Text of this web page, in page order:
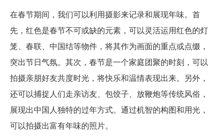
在春节期间，我们可以利用摄影来记录和展现年味。首
先，红色是春节不可或缺的元素，可以灵活运用红色的灯
笼、春联、中国结等物件，将其作为画面的重点或点缀，
突出节日气氛。其次，春节是一个家庭团聚的时刻，可以
拍摄亲朋好友共度时光，将快乐和温情表现出来。另外，
还可以捕捉人们走亲访友、包饺子、放鞭炮等传统风俗，
展现出中国人独特的过年方式。通过机智的构图和用光，
可以拍摄出富有年味的照片。